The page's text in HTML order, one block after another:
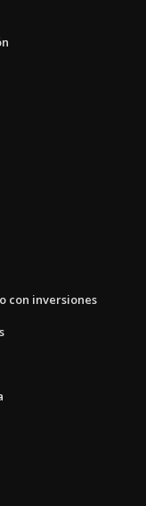
con inversiones